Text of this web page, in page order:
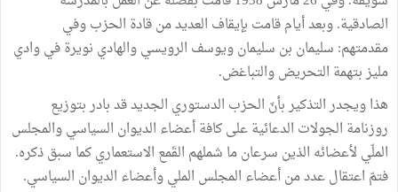
الصادقية. وبعد أيام قامت بإيقاف العديد من قادة الحزب وفي
مقدمتهم: سليمان بن سليمان ويوسف الرويسي والهادي نويرة في وادي
مليز بتهمة التحريض والتباغض.
هذا ويجدر التذكير بأنّ الحزب الدستوري الجديد قد بادر بتوزيع
روزنامة الجولات الدعائية على كافة أعضاء الديوان السياسي والمجلس
الملّي لأعضائه الذين سرعان ما شملهم القَمع الاستعماري كما سبق ذكره.
فتمّ اعتقال عدد من أعضاء المجلس الملي وأعضاء الديوان السياسي.